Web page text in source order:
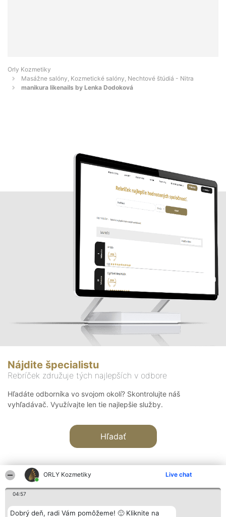
ORLY Kozmetiky Live chat
04:57
Dobrý deň, radi Vám pomôžeme! 🙂 Kliknite na
Orly Kozmetiky
Masážne salóny, Kozmetické salóny, Nechtové štúdiá - Nitra
manikura likenails by Lenka Dodoková
Nájdite špecialistu
Rebríček združuje tých najlepších v odbore
Hľadáte odborníka vo svojom okolí? Skontrolujte náš
vyhľadávač. Využívajte len tie najlepšie služby.
Hľadať
Organizátor hodnotenia Hodnotenie Kontakt